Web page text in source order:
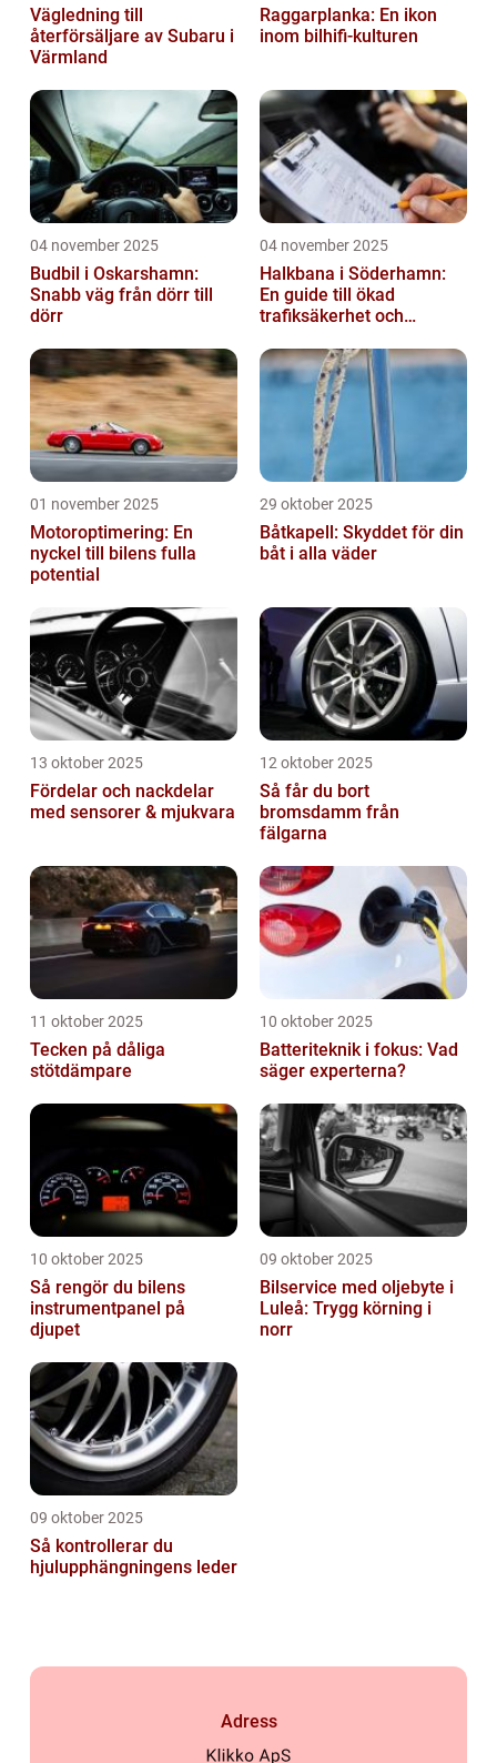
Vägledning till
återförsäljare av Subaru i
Värmland
Raggarplanka: En ikon
inom bilhifi-kulturen
04 november 2025
Budbil i Oskarshamn:
Snabb väg från dörr till
dörr
04 november 2025
Halkbana i Söderhamn:
En guide till ökad
trafiksäkerhet och
01 november 2025
Motoroptimering: En
nyckel till bilens fulla
potential
29 oktober 2025
Båtkapell: Skyddet för din
båt i alla väder
13 oktober 2025
Fördelar och nackdelar
med sensorer & mjukvara
12 oktober 2025
Så får du bort
bromsdamm från
fälgarna
11 oktober 2025
Tecken på dåliga
stötdämpare
10 oktober 2025
Batteriteknik i fokus: Vad
säger experterna?
10 oktober 2025
Så rengör du bilens
instrumentpanel på
djupet
09 oktober 2025
Bilservice med oljebyte i
Luleå: Trygg körning i
norr
09 oktober 2025
Så kontrollerar du
hjulupphängningens leder
Adress